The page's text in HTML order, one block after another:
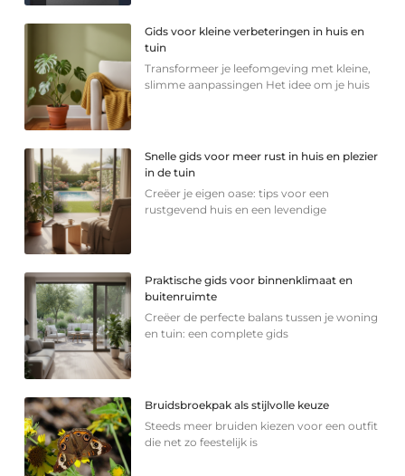
Gids voor kleine verbeteringen in huis en
tuin
Transformeer je leefomgeving met kleine,
slimme aanpassingen Het idee om je huis
Snelle gids voor meer rust in huis en plezier
in de tuin
Creëer je eigen oase: tips voor een
rustgevend huis en een levendige
Praktische gids voor binnenklimaat en
buitenruimte
Creëer de perfecte balans tussen je woning
en tuin: een complete gids
Bruidsbroekpak als stijlvolle keuze
Steeds meer bruiden kiezen voor een outfit
die net zo feestelijk is